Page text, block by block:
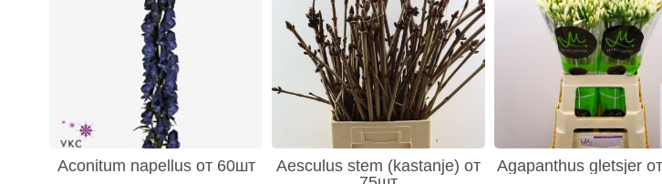
Aconitum napellus от 60шт
Aesculus stem (kastanje) от
Agapanthus gletsjer